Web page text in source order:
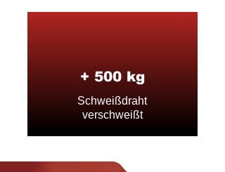
+ 500 kg
Schweißdraht
verschweißt